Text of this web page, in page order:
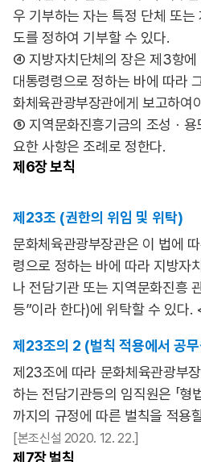
우 기부하는 자는 특정 단체 또
도를 정하여 기부할 수 있다.
④ 지방자치단체의 장은 제3항에
대통령령으로 정하는 바에 따라
화체육관광부장관에게 보고하여
⑤ 지역문화진흥기금의 조성ㆍ용
요한 사항은 조례로 정한다.
제6장보칙
제23조 (권한의 위임 및 위탁)
문화체육관광부장관은 이 법에
령으로 정하는 바에 따라 지방자
나 전담기관 또는 지역문화진흥
등”이라 한다)에 위탁할 수 있다
제23조의 2 (벌칙 적용에서 공
제23조에 따라 문화체육관광부
하는 전담기관등의 임직원은 「형
까지의 규정에 따른 벌칙을 적용
[본조신설 2020. 12. 22.]
제7장 벌칙